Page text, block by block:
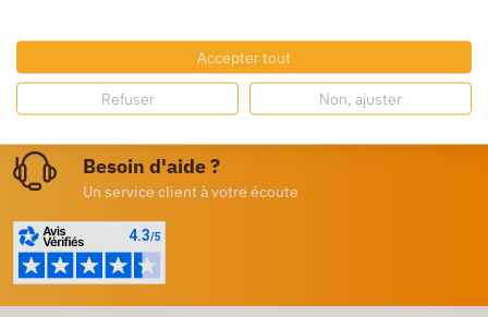
Dès 250€ HT d’achat
Destockage
Profitez de prix bas toute l’année
Besoin d'aide ?
Un service client à votre écoute
Accepter tout
Refuser Non, ajuster